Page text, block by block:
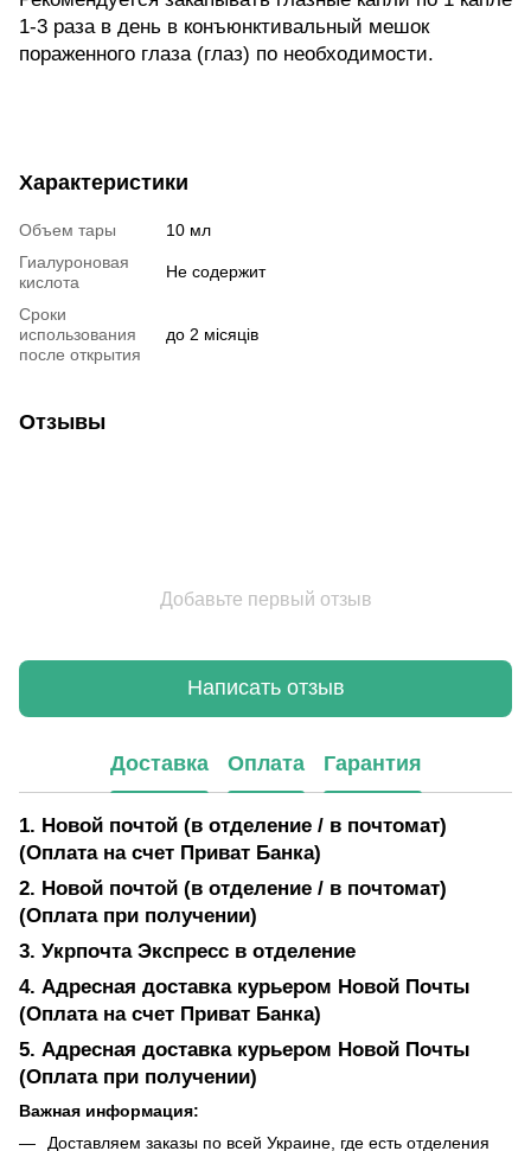
1-3 раза в день в конъюнктивальный мешок
пораженного глаза (глаз) по необходимости.
Характеристики
Объем тары
10 мл
Гиалуроновая
кислота
Не содержит
Сроки
использования
после открытия
до 2 місяців
Отзывы
Добавьте первый отзыв
Написать отзыв
Доставка Оплата Гарантия
1. Новой почтой (в отделение / в почтомат)
(Оплата на счет Приват Банка)
2. Новой почтой (в отделение / в почтомат)
(Оплата при получении)
3. Укрпочта Экспресс в отделение
4. Адресная доставка курьером Новой Почты
(Оплата на счет Приват Банка)
5. Адресная доставка курьером Новой Почты
(Оплата при получении)
Важная информация:
Доставляем заказы по всей Украине, где есть отделения